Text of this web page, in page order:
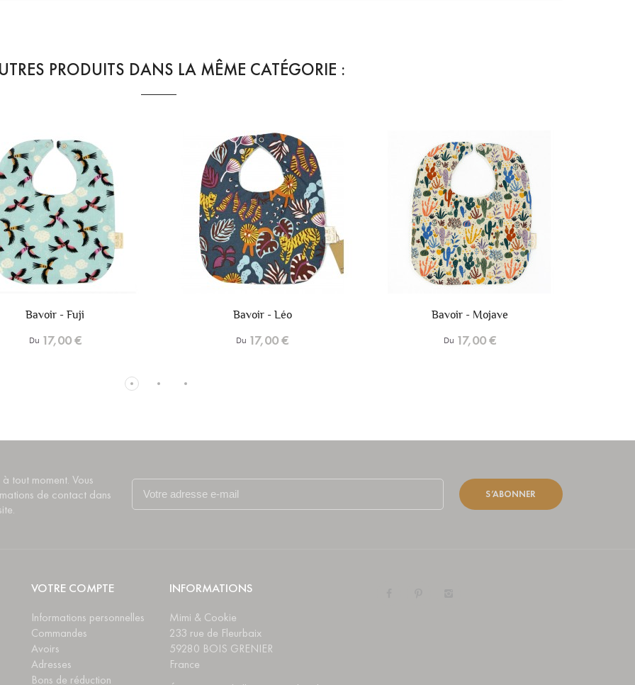
PRODUITS DANS LA MÊME CATÉGORIE :
Bavoir - Léo
Du17,00 €
Bavoir - Mojave
Du17,00 €
Bavoir - Lior
Du17,00 €
tout moment. Vous
de contact dans
S’ABONNER
VOTRE COMPTE
Informations personnelles
Commandes
Avoirs
Adresses
Bons de réduction
INFORMATIONS
Mimi & Cookie
233 rue de Fleurbaix
59280 BOIS GRENIER
France